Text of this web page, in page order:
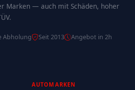
Marken — auch mit Schäden, hoher
Abholung Seit 2013 Angebot in 2h
AUTOMARKEN